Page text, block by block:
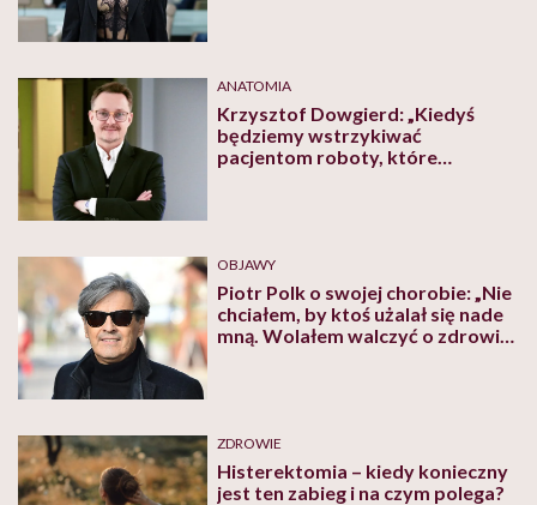
ANATOMIA
Krzysztof Dowgierd: „Kiedyś
będziemy wstrzykiwać
pacjentom roboty, które
OBJAWY
Piotr Polk o swojej chorobie: „Nie
chciałem, by ktoś użalał się nade
mną. Wolałem walczyć o zdrowie
ZDROWIE
Histerektomia – kiedy konieczny
jest ten zabieg i na czym polega?